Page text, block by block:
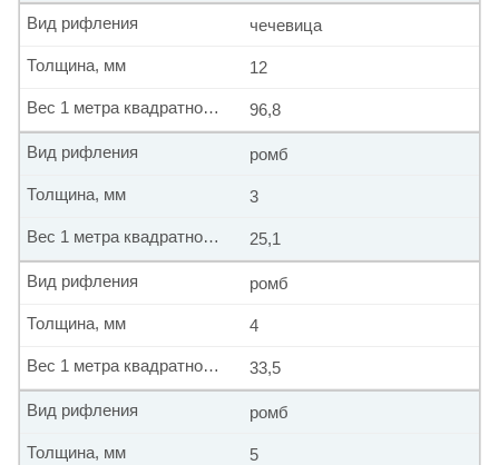
чечевица
Вид рифления
12
Толщина, мм
96,8
Вес 1 метра квадратного, кг
ромб
Вид рифления
3
Толщина, мм
25,1
Вес 1 метра квадратного, кг
ромб
Вид рифления
4
Толщина, мм
33,5
Вес 1 метра квадратного, кг
ромб
Вид рифления
5
Толщина, мм